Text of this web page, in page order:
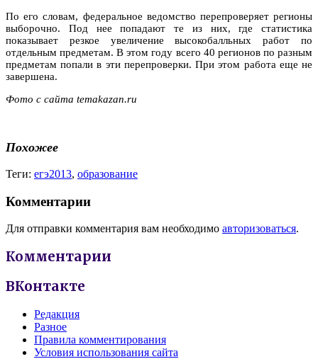
По его словам, федеральное ведомство перепроверяет регионы
выборочно. Под нее попадают те из них, где статистика
показывает резкое увеличение высокобалльных работ по
отдельным предметам. В этом году всего 40 регионов по разным
предметам попали в эти перепроверки. При этом работа еще не
завершена.
Фото с сайта temakazan.ru
Похожее
Теги: егэ2013, образование
Комментарии
Для отправки комментария вам необходимо авторизоваться.
Комментарии
ВКонтакте
Редакция
Разное
Правила комментирования
Условия использования сайта